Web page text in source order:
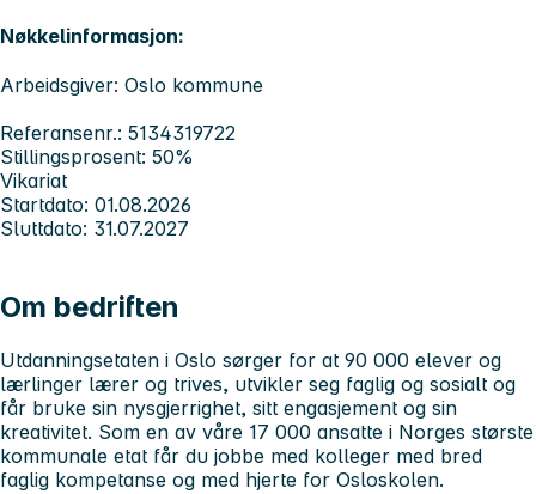
Nøkkelinformasjon:
Arbeidsgiver: Oslo kommune
Referansenr.: 5134319722
Stillingsprosent: 50%
Vikariat
Startdato: 01.08.2026
Sluttdato: 31.07.2027
Om bedriften
Utdanningsetaten i Oslo sørger for at 90 000 elever og
lærlinger lærer og trives, utvikler seg faglig og sosialt og
får bruke sin nysgjerrighet, sitt engasjement og sin
kreativitet. Som en av våre 17 000 ansatte i Norges største
kommunale etat får du jobbe med kolleger med bred
faglig kompetanse og med hjerte for Osloskolen.